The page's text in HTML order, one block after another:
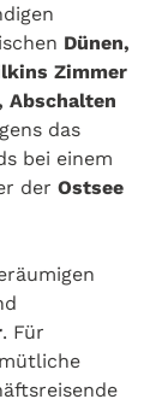
Dünen,
Zimmer
Abschalten
das
bei einem
der Ostsee
. Für